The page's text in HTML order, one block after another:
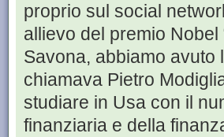
proprio sul social
allievo del premio Nobel
Savona, abbiamo avuto
chiamava Pietro
studiare in Usa con il
finanziaria e della